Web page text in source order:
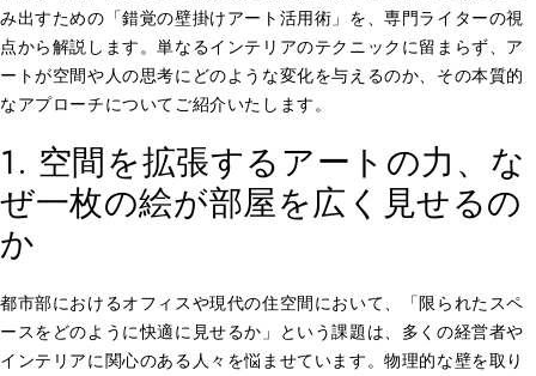
み出すための「錯覚の壁掛けアート活用術」を、専門ライターの視
点から解説します。単なるインテリアのテクニックに留まらず、ア
ートが空間や人の思考にどのような変化を与えるのか、その本質的
なアプローチについてご紹介いたします。
1. 空間を拡張するアートの力、な
ぜ一枚の絵が部屋を広く見せるの
か
都市部におけるオフィスや現代の住空間において、「限られたスペ
ースをどのように快適に見せるか」という課題は、多くの経営者や
インテリアに関心のある人々を悩ませています。物理的な壁を取り